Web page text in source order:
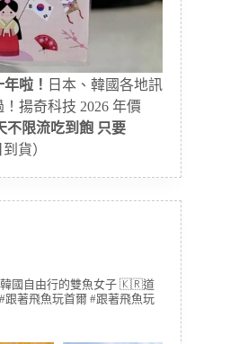
啦！ 日本、韓國各地訊
揚奇科技 2026 年價
不限流吃到飽 只要
貨）
國自由行的雙魚女子 🇰🇷道
#跟著飛魚玩首爾 #跟著飛魚玩